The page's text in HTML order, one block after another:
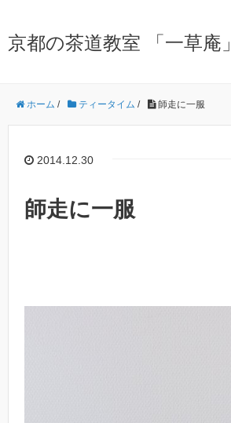
京都の茶道教室 「一草庵」
ホーム / ティータイム / 師走に一服
2014.12.30
師走に一服